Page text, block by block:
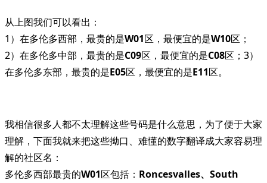
从上图我们可以看出：
1）在多伦多西部，最贵的是W01区，最便宜的是W10区；
2）在多伦多中部，最贵的是C09区，最便宜的是C08区；3）
在多伦多东部，最贵的是E05区，最便宜的是E11区。
我相信很多人都不太理解这些号码是什么意思，为了便于大家
理解，下面我就来把这些拗口、难懂的数字翻译成大家容易理
解的社区名：
多伦多西部最贵的W01区包括： Roncesvalles、South